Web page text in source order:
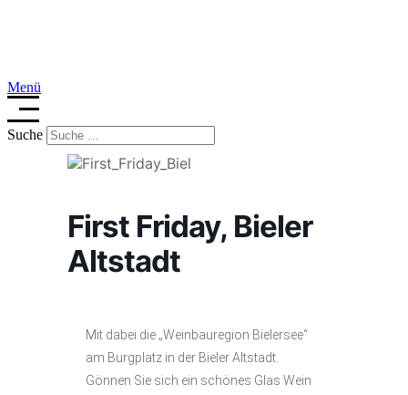
Menü
Suche
First Friday, Bieler
Altstadt
Mit dabei die „Weinbauregion Bielersee“
am Burgplatz in der Bieler Altstadt.
Gönnen Sie sich ein schönes Glas Wein